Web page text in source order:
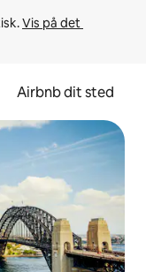
Vis på det
Airbnb dit sted